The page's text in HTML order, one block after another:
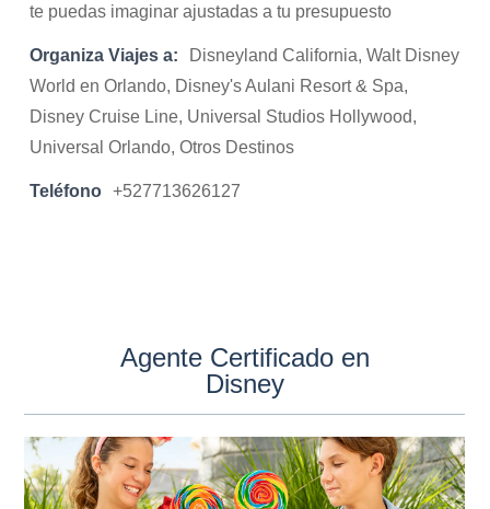
te puedas imaginar ajustadas a tu presupuesto
Organiza Viajes a:
Disneyland California, Walt Disney
World en Orlando, Disney's Aulani Resort & Spa,
Disney Cruise Line, Universal Studios Hollywood,
Universal Orlando, Otros Destinos
Teléfono +527713626127